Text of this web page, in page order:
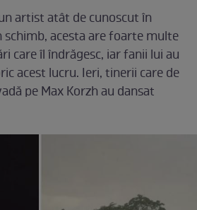
artist atât de cunoscut în
acesta are foarte multe
care îl îndrăgesc, iar fanii lui au
acest lucru. Ieri, tinerii care de
pe Max Korzh au dansat